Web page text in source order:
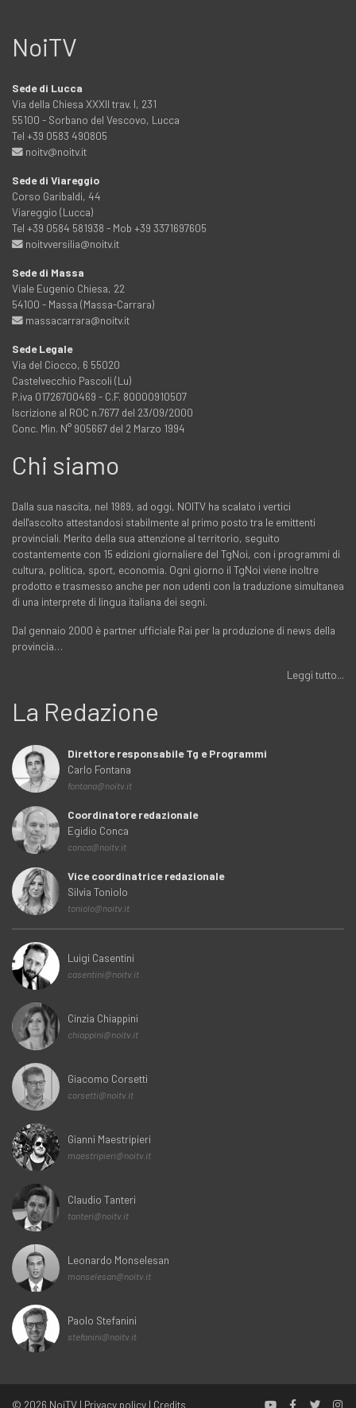
NoiTV
Sede di Lucca
Via della Chiesa XXXII trav. I, 231
55100 - Sorbano del Vescovo, Lucca
Tel +39 0583 490805
noitv@noitv.it
Sede di Viareggio
Corso Garibaldi, 44
Viareggio (Lucca)
Tel +39 0584 581938 - Mob +39 3371697605
noitvversilia@noitv.it
Sede di Massa
Viale Eugenio Chiesa, 22
54100 - Massa (Massa-Carrara)
massacarrara@noitv.it
Sede Legale
Via del Ciocco, 6 55020
Castelvecchio Pascoli (Lu)
P.iva 01726700469 - C.F. 80000910507
Iscrizione al ROC n.7677 del 23/09/2000
Conc. Min. N° 905667 del 2 Marzo 1994
Chi siamo
Dalla sua nascita, nel 1989, ad oggi, NOITV ha scalato i vertici
dell'ascolto attestandosi stabilmente al primo posto tra le emittenti
provinciali. Merito della sua attenzione al territorio, seguito
costantemente con 15 edizioni giornaliere del TgNoi, con i programmi di
cultura, politica, sport, economia. Ogni giorno il TgNoi viene inoltre
prodotto e trasmesso anche per non udenti con la traduzione simultanea
di una interprete di lingua italiana dei segni.
Dal gennaio 2000 è partner ufficiale Rai per la produzione di news della
provincia…
Leggi tutto...
La Redazione
Direttore responsabile Tg e Programmi
Carlo Fontana
fontana@noitv.it
Coordinatore redazionale
Egidio Conca
conca@noitv.it
Vice coordinatrice redazionale
Silvia Toniolo
toniolo@noitv.it
Luigi Casentini
casentini@noitv.it
Cinzia Chiappini
chiappini@noitv.it
Giacomo Corsetti
corsetti@noitv.it
Gianni Maestripieri
maestripieri@noitv.it
Claudio Tanteri
tanteri@noitv.it
Leonardo Monselesan
monselesan@noitv.it
Paolo Stefanini
stefanini@noitv.it
© 2026 NoiTV | Privacy policy | Credits